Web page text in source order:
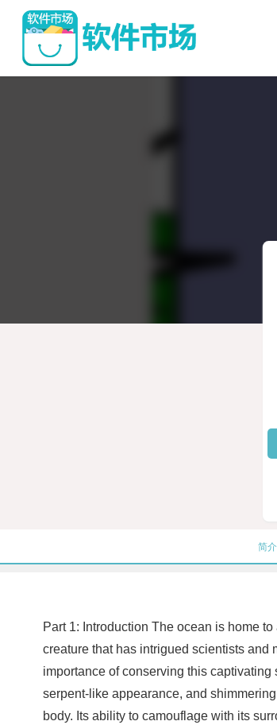
简介
Part 1: Introduction The ocean is home
creature that has intrigued scientists and
importance of conserving this
serpent-like appearance, and
body. Its ability to camouflage with its